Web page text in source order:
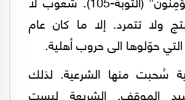
ولا تتمرد. إلا ما كان عام
سُحبت منها الشرعية. لذلك
الموقف. الشريعة ليست